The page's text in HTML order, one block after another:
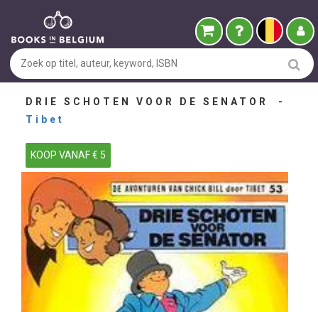
DRIE SCHOTEN VOOR DE SENATOR -
Tibet
KOOP VANAF € 5